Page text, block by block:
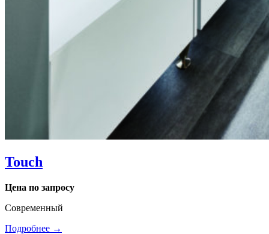
Touch
Цена по запросу
Современный
Подробнее →